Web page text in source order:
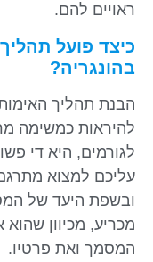
ראויים להם.
כיצד פועל
בהונגריה?
הבנת תהליך האימות
להיראות כמשימה
לגורמים, היא די
עליכם למצוא
ובשפת היעד של
מכריע, מכיוון
המסמך ואת פרטיו.